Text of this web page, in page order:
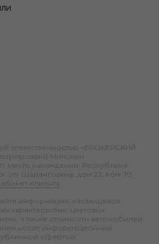
ответственностью «БРОКЕРСКИЙ
Минским
место нахождения: Республика
ул. Шаранговича, дом 22, ком. 10;
клиента
информация, касающаяся
характеристик, цветовых
а также стоимости автомобилей
носит информационный
офертой.